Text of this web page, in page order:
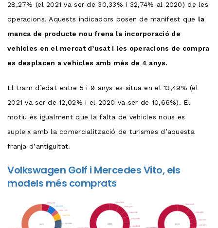
28,27% (el 2021 va ser de 30,33% i 32,74% al 2020) de les
operacions. Aquests indicadors posen de manifest que la
manca de producte nou frena la incorporació de
vehicles en el mercat d’usat i les operacions de compra
es desplacen a vehicles amb més de 4 anys.
El tram d’edat entre 5 i 9 anys es situa en el 13,49% (el
2021 va ser de 12,02% i el 2020 va ser de 10,66%). El
motiu és igualment que la falta de vehicles nous es
supleix amb la comercialització de turismes d’aquesta
franja d’antiguitat.
Volkswagen Golf i Mercedes Vito, els
models més comprats